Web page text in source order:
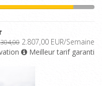
2.807,00 EUR/Semaine
Meilleur tarif garanti